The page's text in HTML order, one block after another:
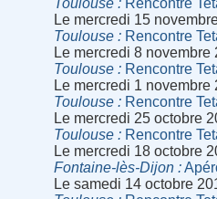
Toulouse
Rencontre
Le mercredi 15
Toulouse
Rencontre
Le mercredi 8
Toulouse
Rencontre
Le mercredi 1
Toulouse
Rencontre
Le mercredi 25 octobre
Toulouse
Rencontre
Le mercredi 18 octobre
Fontaine-lès-Dijon
Le samedi 14 octobre